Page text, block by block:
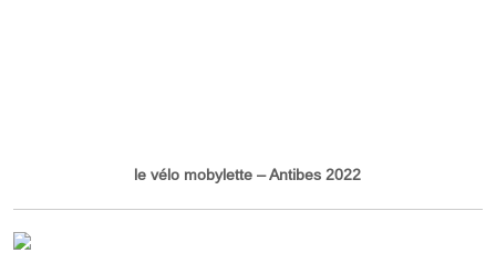
le vélo mobylette – Antibes 2022